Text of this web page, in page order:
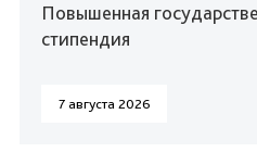
Повышенная
стипендия
7 августа 2026